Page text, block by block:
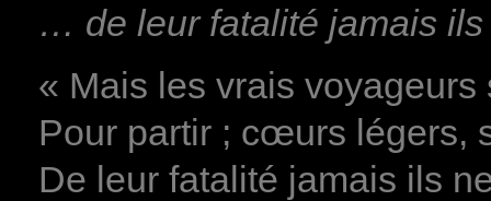
… de leur fatalité jamais ils
« Mais les vrais
Pour partir ; cœurs légers,
De leur fatalité jamais ils